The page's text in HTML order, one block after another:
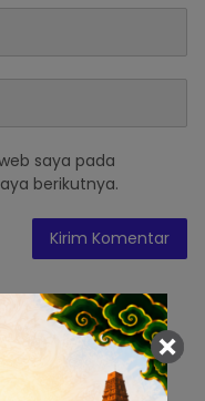
saya pada
berikutnya.
Dokumentasi Publik,
Gelar Mini